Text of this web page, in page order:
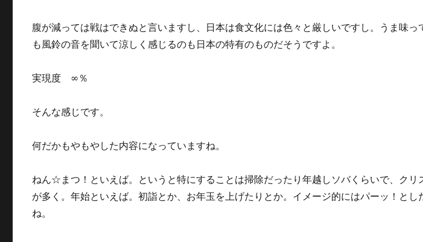
腹が減っては戦はできぬと言いますし、日本は食文化には色々と厳しいですし。うま味
も風鈴の音を聞いて涼しく感じるのも日本の特有のものだそうですよ。
実現度 ∞％
そんな感じです。
何だかもやもやした内容になっていますね。
ねん☆まつ！といえば。というと特にすることは掃除だったり年越しソバくらいで、クリ
が多く。年始といえば。初詣とか、お年玉を上げたりとか。イメージ的にはパーッ！と
ね。